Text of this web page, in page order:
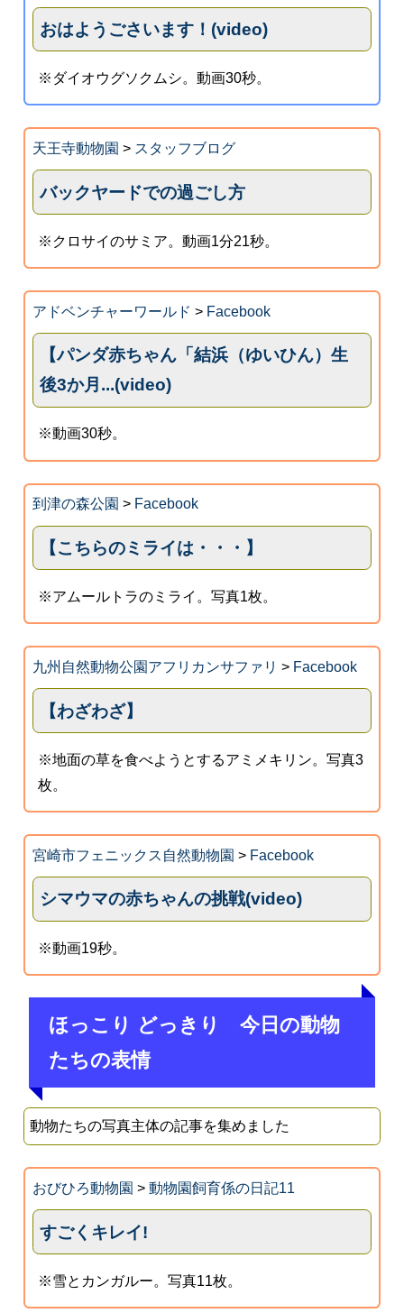
おはようごさいます！(video)
※ダイオウグソクムシ。動画30秒。
天王寺動物園 > スタッフブログ
バックヤードでの過ごし方
※クロサイのサミア。動画1分21秒。
アドベンチャーワールド > Facebook
【パンダ赤ちゃん「結浜（ゆいひん）生
後3か月...(video)
※動画30秒。
到津の森公園 > Facebook
【こちらのミライは・・・】
※アムールトラのミライ。写真1枚。
九州自然動物公園アフリカンサファリ > Facebook
【わざわざ】
※地面の草を食べようとするアミメキリン。写真3
枚。
宮崎市フェニックス自然動物園 > Facebook
シマウマの赤ちゃんの挑戦(video)
※動画19秒。
ほっこり どっきり 今日の動物
たちの表情
動物たちの写真主体の記事を集めました
おびひろ動物園 > 動物園飼育係の日記11
すごくキレイ!
※雪とカンガルー。写真11枚。